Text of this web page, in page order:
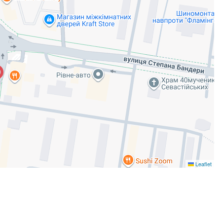
Leaflet